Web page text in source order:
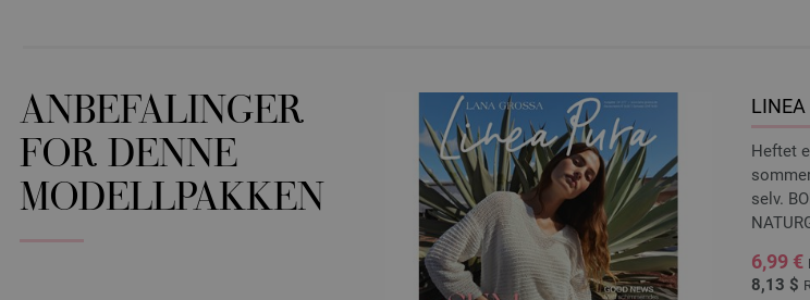
ANBEFALINGER
FOR DENNE
MODELLPAKKEN
Heftet
selv.
6,99 €
8,13 $